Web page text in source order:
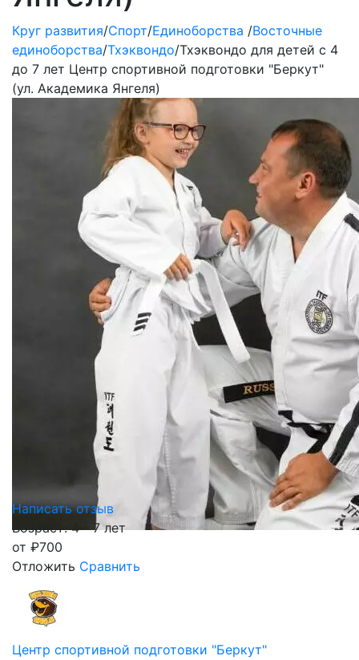
Круг развития/Спорт/Единоборства /Восточные
единоборства/Тхэквондо/Тхэквондо для детей с 4
до 7 лет Центр спортивной подготовки "Беркут"
(ул. Академика Янгеля)
Написать отзыв
Возраст: 4 - 7 лет
от ₽700
Отложить Сравнить
Центр спортивной подготовки "Беркут"